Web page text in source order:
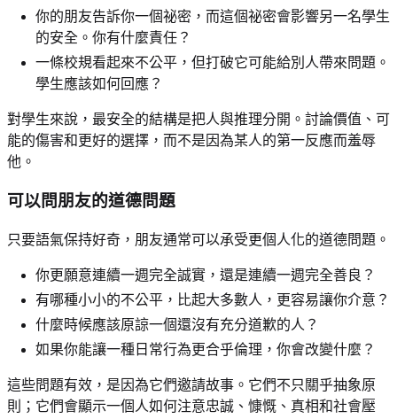
你的朋友告訴你一個祕密，而這個祕密會影響另一名學生
的安全。你有什麼責任？
一條校規看起來不公平，但打破它可能給別人帶來問題。
學生應該如何回應？
對學生來說，最安全的結構是把人與推理分開。討論價值、可
能的傷害和更好的選擇，而不是因為某人的第一反應而羞辱
他。
可以問朋友的道德問題
只要語氣保持好奇，朋友通常可以承受更個人化的道德問題。
你更願意連續一週完全誠實，還是連續一週完全善良？
有哪種小小的不公平，比起大多數人，更容易讓你介意？
什麼時候應該原諒一個還沒有充分道歉的人？
如果你能讓一種日常行為更合乎倫理，你會改變什麼？
這些問題有效，是因為它們邀請故事。它們不只關乎抽象原
則；它們會顯示一個人如何注意忠誠、慷慨、真相和社會壓